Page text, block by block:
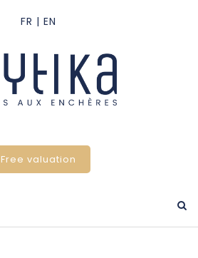
Free valuation